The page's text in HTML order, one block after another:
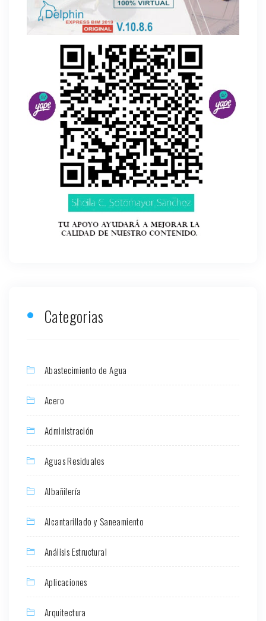
Categorias
Abastecimiento de Agua
Acero
Administración
Aguas Residuales
Albañilería
Alcantarillado y Saneamiento
Análisis Estructural
Aplicaciones
Arquitectura